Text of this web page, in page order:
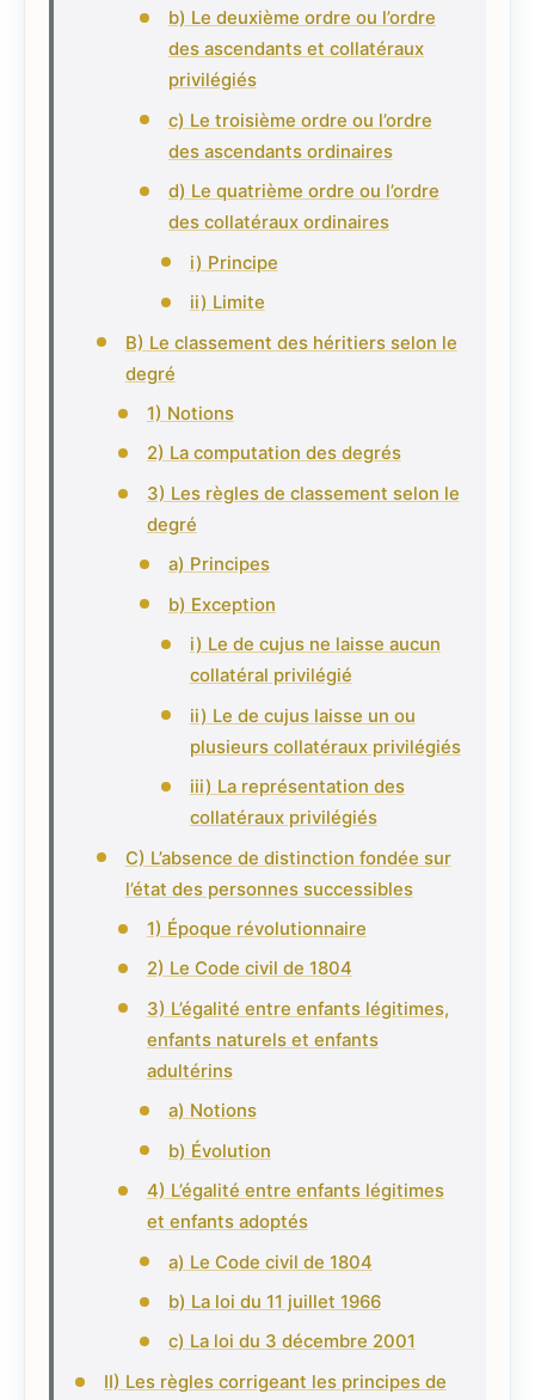
b) Le deuxième ordre ou l’ordre
des ascendants et collatéraux
privilégiés
c) Le troisième ordre ou l’ordre
des ascendants ordinaires
d) Le quatrième ordre ou l’ordre
des collatéraux ordinaires
i) Principe
ii) Limite
B) Le classement des héritiers selon le
degré
1) Notions
2) La computation des degrés
3) Les règles de classement selon le
degré
a) Principes
b) Exception
i) Le de cujus ne laisse aucun
collatéral privilégié
ii) Le de cujus laisse un ou
plusieurs collatéraux privilégiés
iii) La représentation des
collatéraux privilégiés
C) L’absence de distinction fondée sur
l’état des personnes successibles
1) Époque révolutionnaire
2) Le Code civil de 1804
3) L’égalité entre enfants légitimes,
enfants naturels et enfants
adultérins
a) Notions
b) Évolution
4) L’égalité entre enfants légitimes
et enfants adoptés
a) Le Code civil de 1804
b) La loi du 11 juillet 1966
c) La loi du 3 décembre 2001
II) Les règles corrigeant les principes de